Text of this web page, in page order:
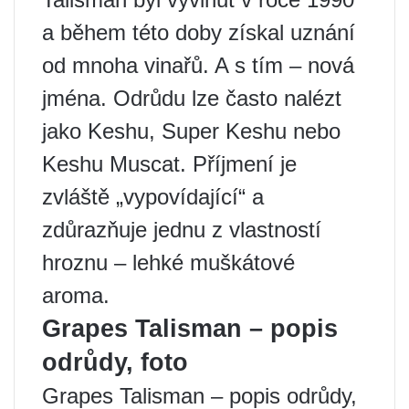
a během této doby získal uznání
od mnoha vinařů. A s tím – nová
jména. Odrůdu lze často nalézt
jako Keshu, Super Keshu nebo
Keshu Muscat. Příjmení je
zvláště „vypovídající“ a
zdůrazňuje jednu z vlastností
hroznu – lehké muškátové
aroma.
Grapes Talisman – popis
odrůdy, foto
Grapes Talisman – popis odrůdy,